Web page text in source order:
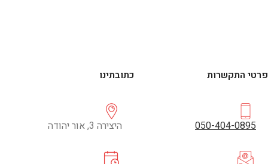
פרטי התקשרות
050-404-0895
כתובתינו
היצירה 3, אור יהודה